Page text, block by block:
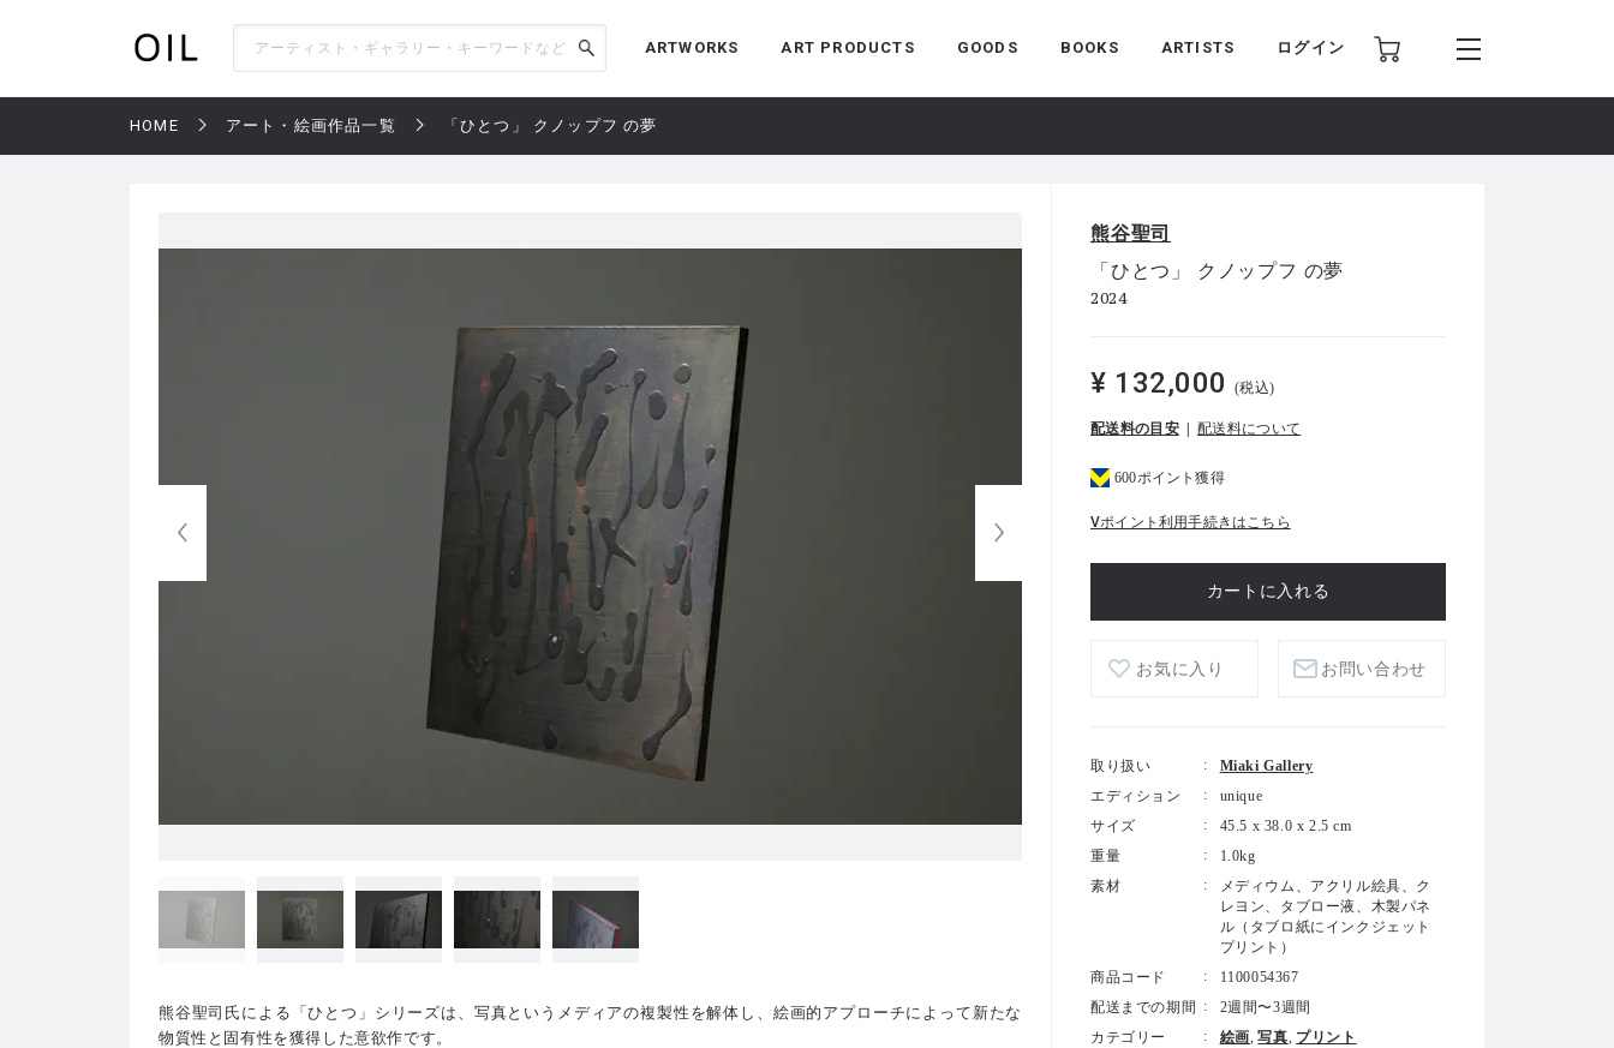
ARTWORKS ART PRODUCTS GOODS BOOKS ARTISTS ログイン
HOME アート・絵画作品一覧 「ひとつ」 クノップフ の夢
熊谷聖司氏による「ひとつ」シリーズは、写真というメディアの複製性を解体し、絵画的アプローチによって新たな
物質性と固有性を獲得した意欲作です。
熊谷聖司
「ひとつ」 クノップフ の夢
2024
¥ 132,000 (税込)
配送料の目安 配送料について
600ポイント獲得
Vポイント利用手続きはこちら
お気に入り お問い合わせ
取り扱い
Miaki Gallery
エディション
unique
サイズ
45.5 x 38.0 x 2.5 cm
重量
1.0kg
素材
メディウム、アクリル絵具、ク
レヨン、タブロー液、木製パネ
ル（タブロ紙にインクジェット
プリント）
商品コード
1100054367
配送までの期間
2週間〜3週間
カテゴリー
絵画 写真 プリント